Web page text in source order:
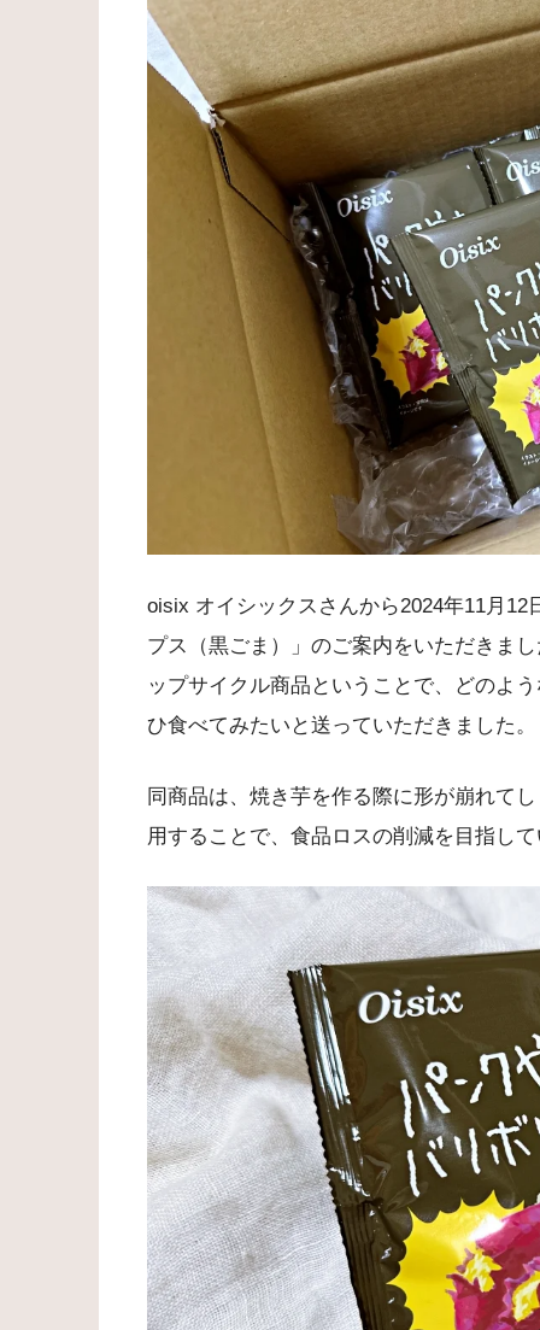
oisix オイシックスさんから2024年11月
プス（黒ごま）」のご案内をいただきま
ップサイクル商品ということで、どのよ
ひ食べてみたいと送っていただきました。
同商品は、焼き芋を作る際に形が崩れて
用することで、食品ロスの削減を目指し